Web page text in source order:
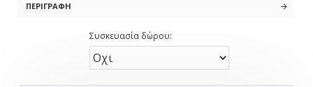
ΠΕΡΙΓΡΑΦΉ
Συσκευασία δώρου: